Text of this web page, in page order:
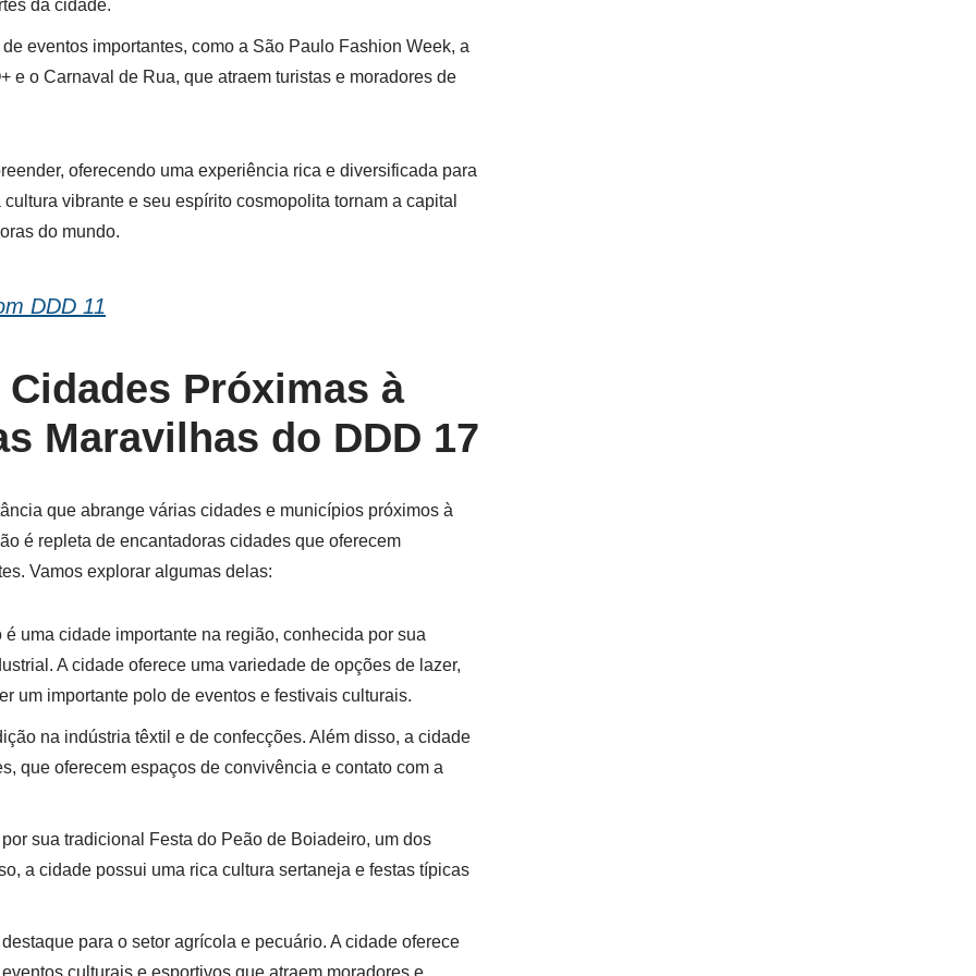
da cidade.
eventos importantes, como a São Paulo Fashion Week, a
e o Carnaval de Rua, que atraem turistas e moradores de
oferecendo uma experiência rica e diversificada para
vibrante e seu espírito cosmopolita tornam a capital
do mundo.
DDD 11
Próximas à
Maravilhas do DDD 17
que abrange várias cidades e municípios próximos à
é repleta de encantadoras cidades que oferecem
Vamos explorar algumas delas:
uma cidade importante na região, conhecida por sua
A cidade oferece uma variedade de opções de lazer,
um importante polo de eventos e festivais culturais.
na indústria têxtil e de confecções. Além disso, a cidade
que oferecem espaços de convivência e contato com a
sua tradicional Festa do Peão de Boiadeiro, um dos
a cidade possui uma rica cultura sertaneja e festas típicas
para o setor agrícola e pecuário. A cidade oferece
culturais e esportivos que atraem moradores e